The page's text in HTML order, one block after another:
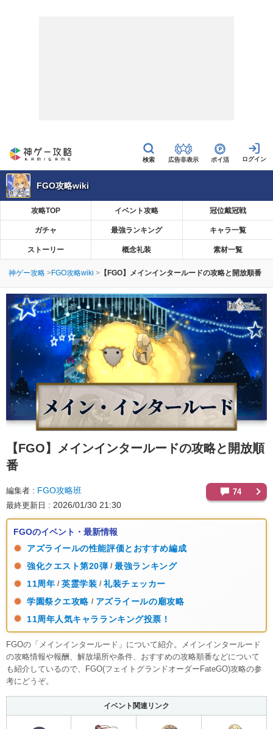
広告非表示 ポイ活
FGO攻略wiki
攻略TOP イベント攻略 冠位戴冠戦
ガチャ 最強ランキング キャラ一覧
ストーリー 概念礼装 素材一覧
神ゲー攻略 FGO攻略wiki 【FGO】メインインタールードの攻略と開放順番
【FGO】
メインインタールードの攻略と開放順
番
編集者 FGO攻略班
最終更新日 2026/01/30 21:30
74
FGOのイベント・最新情報
アズライールの性能評価とおすすめ編成
強化クエスト第20弾 / 最強ランキング
11周年 / 英霊学装 / 礼装チェッカー
学園祭クエ攻略 / アズライールの廟攻略
11周年人気キャラランキング投票！
FGOの「メインインタールード」について紹介。メインインタールード
の攻略情報や報酬、解放場所や条件、おすすめの攻略順番などについて
も紹介しているので、FGO(フェイトグランドオーダーFateGO)攻略の参
考にどうぞ。
イベント関連リンク